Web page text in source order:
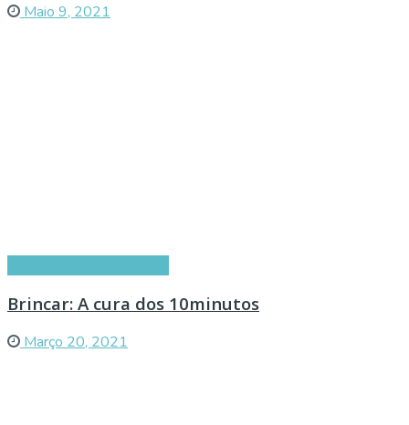
Maio 9, 2021
Brincar: A cura dos 10minutos
Março 20, 2021